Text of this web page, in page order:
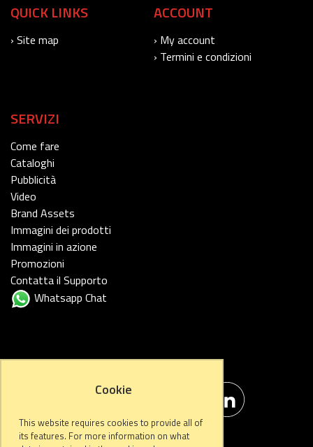
Cookie
This website requires cookies to provide all of
its features. For more information on what
QUICK LINKS
› Site map
ACCOUNT
› My account
› Termini e condizioni
SERVIZI
Come fare
Cataloghi
Pubblicità
Video
Brand Assets
Immagini dei prodotti
Immagini in azione
Promozioni
Contatta il Supporto
Whatsapp Chat
FOLLOW US